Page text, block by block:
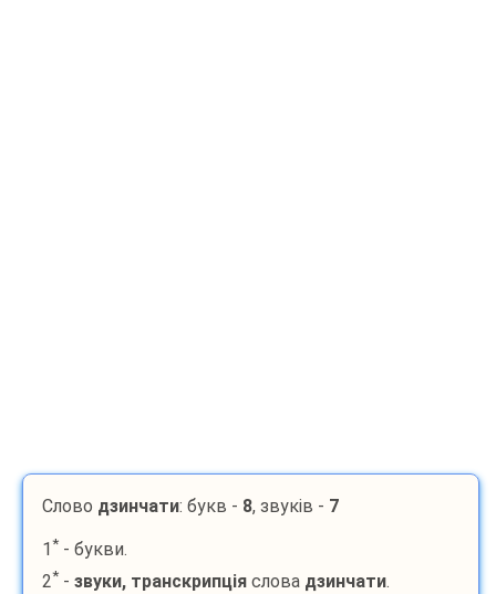
Слово дзинчати: букв - 8, звуків - 7
1 * - букви.
2* - звуки, транскрипція слова дзинчати.